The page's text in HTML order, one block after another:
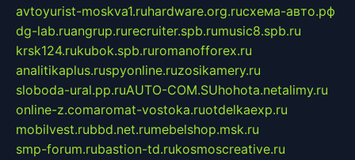
avtoyurist-moskva1.ruhardware.org.ruсхема-авто.рф
dg-lab.ruangrup.rurecruiter.spb.rumusic8.spb.ru
krsk124.rukubok.spb.ruromanofforex.ru
analitikaplus.ruspyonline.ruzosikamery.ru
sloboda-ural.pp.ruAUTO-COM.SUhohota.netalimy.ru
online-z.comaromat-vostoka.ruotdelkaexp.ru
mobilvest.rubbd.net.rumebelshop.msk.ru
smp-forum.rubastion-td.rukosmoscreative.ru